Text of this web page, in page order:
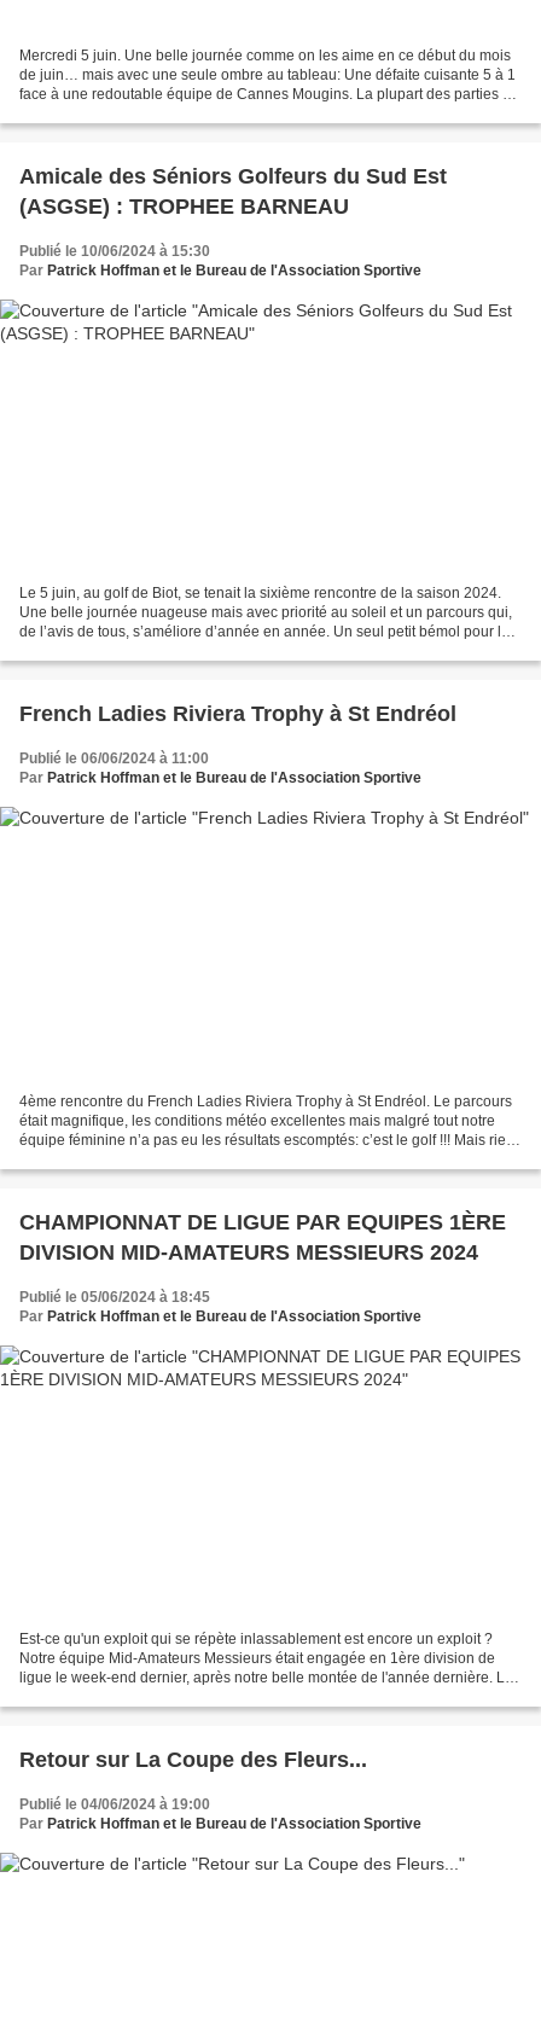
Mercredi 5 juin. Une belle journée comme on les aime en ce début du mois
de juin… mais avec une seule ombre au tableau: Une défaite cuisante 5 à 1
face à une redoutable équipe de Cannes Mougins. La plupart des parties de
Amicale des Séniors Golfeurs du Sud Est
(ASGSE) : TROPHEE BARNEAU
Publié le 10/06/2024 à 15:30
Par Patrick Hoffman et le Bureau de l'Association Sportive
Le 5 juin, au golf de Biot, se tenait la sixième rencontre de la saison 2024.
Une belle journée nuageuse mais avec priorité au soleil et un parcours qui,
de l’avis de tous, s’améliore d’année en année. Un seul petit bémol pour les
French Ladies Riviera Trophy à St Endréol
Publié le 06/06/2024 à 11:00
Par Patrick Hoffman et le Bureau de l'Association Sportive
4ème rencontre du French Ladies Riviera Trophy à St Endréol. Le parcours
était magnifique, les conditions météo excellentes mais malgré tout notre
équipe féminine n’a pas eu les résultats escomptés: c’est le golf !!! Mais rien
CHAMPIONNAT DE LIGUE PAR EQUIPES 1ÈRE
DIVISION MID-AMATEURS MESSIEURS 2024
Publié le 05/06/2024 à 18:45
Par Patrick Hoffman et le Bureau de l'Association Sportive
Est-ce qu'un exploit qui se répète inlassablement est encore un exploit ?
Notre équipe Mid-Amateurs Messieurs était engagée en 1ère division de
ligue le week-end dernier, après notre belle montée de l'année dernière. Les
Retour sur La Coupe des Fleurs...
Publié le 04/06/2024 à 19:00
Par Patrick Hoffman et le Bureau de l'Association Sportive